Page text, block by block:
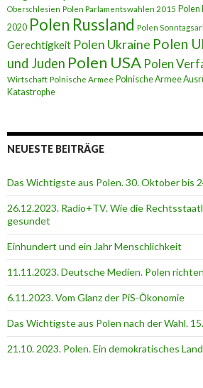
Oberschlesien Polen Parlamentswahlen 2015
2020 Polen Russland Polen
Gerechtigkeit Polen Ukraine Polen
und Juden Polen USA Polen
Wirtschaft Polnische Armee Polnische Armee
Katastrophe
NEUESTE BEITRÄGE
Das Wichtigste aus Polen. 30. Oktober bis
26.12.2023. Radio+TV. Wie die
gesundet
Einhundert und ein Jahr Menschlichkeit
11.11.2023. Deutsche Medien. Polen
6.11.2023. Vom Glanz der PiS-Ӧkonomie
Das Wichtigste aus Polen nach der Wahl.
21.10. 2023. Polen. Ein demokratisches